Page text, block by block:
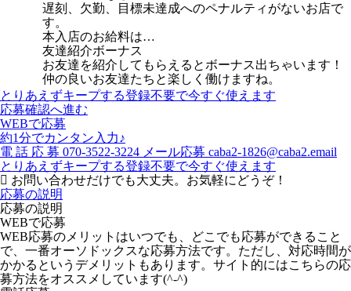
遅刻、欠勤、目標未達成へのペナルティがないお店で
す。
本入店のお給料は…
友達紹介ボーナス
お友達を紹介してもらえるとボーナス出ちゃいます！
仲の良いお友達たちと楽しく働けますね。
とりあえずキープする登録不要で今すぐ使えます
応募確認へ進む
WEBで応募
約1分でカンタン入力♪
電 話 応 募 070-3522-3224 メール応募 caba2-1826@caba2.email
とりあえずキープする登録不要で今すぐ使えます
お問い合わせだけでも大丈夫。お気軽にどうぞ！
応募の説明
応募の説明
WEBで応募
WEB応募のメリットはいつでも、どこでも応募ができること
で、一番オーソドックスな応募方法です。ただし、対応時間が
かかるというデメリットもあります。サイト的にはこちらの応
募方法をオススメしています(^-^)